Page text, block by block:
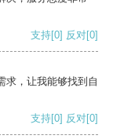
支持[0] 反对[0]
求，让我能够找到自
支持[0] 反对[0]